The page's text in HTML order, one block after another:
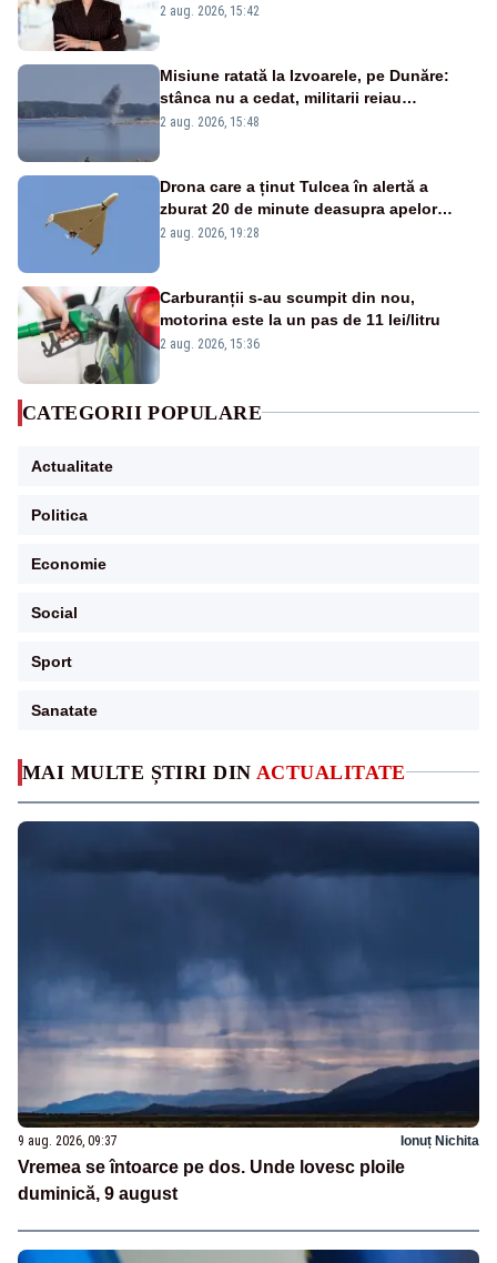
MAI MULTE ȘTIRI DIN ACTUALITATE
9 aug. 2026, 09:37 Ionuț Nichita
Vremea se întoarce pe dos. Unde lovesc ploile
duminică, 9 august
emisiunii „Miza Zilei” la Realitatea PLUS
2 aug. 2026, 15:42
Misiune ratată la Izvoarele, pe Dunăre:
stânca nu a cedat, militarii reiau
detonările luni – VIDEO
2 aug. 2026, 15:48
Drona care a ținut Tulcea în alertă a
zburat 20 de minute deasupra apelor
României. Au fost ridicate două F-16
2 aug. 2026, 19:28
Carburanții s-au scumpit din nou,
motorina este la un pas de 11 lei/litru
2 aug. 2026, 15:36
CATEGORII POPULARE
Actualitate
Politica
Economie
Social
Sport
Sanatate